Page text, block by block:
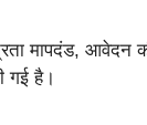
मापदंड, आवेदन
गई है।